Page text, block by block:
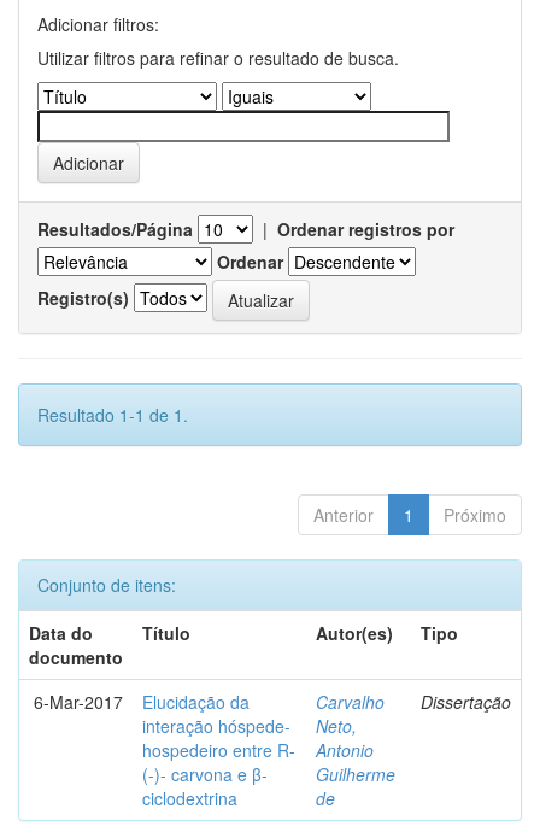
Adicionar filtros:
Utilizar filtros para refinar o resultado de busca.
Resultados/Página | Ordenar registros por
Ordenar
Registro(s)
Resultado 1-1 de 1.
Anterior 1 Próximo
Conjunto de itens:
Data do
documento
Título Autor(es) Tipo
6-Mar-2017
Elucidação da
interação hóspede-
hospedeiro entre R-
(-)- carvona e β-
ciclodextrina
Carvalho
Neto,
Antonio
Guilherme
de
Dissertação